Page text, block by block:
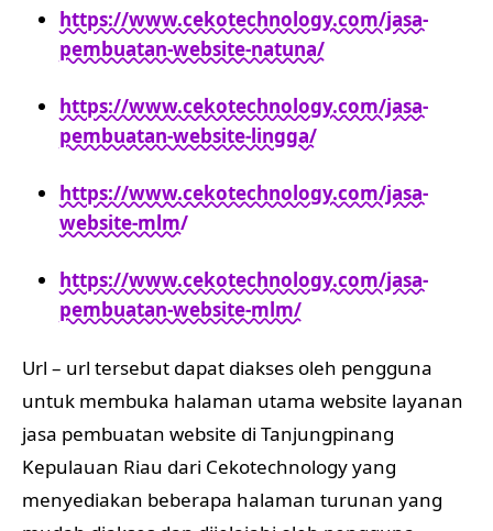
https://www.cekotechnology.com/jasa-
pembuatan-website-natuna/
https://www.cekotechnology.com/jasa-
pembuatan-website-lingga/
https://www.cekotechnology.com/jasa-
website-mlm/
https://www.cekotechnology.com/jasa-
pembuatan-website-mlm/
Url – url tersebut dapat diakses oleh pengguna
untuk membuka halaman utama website layanan
jasa pembuatan website di Tanjungpinang
Kepulauan Riau dari Cekotechnology yang
menyediakan beberapa halaman turunan yang